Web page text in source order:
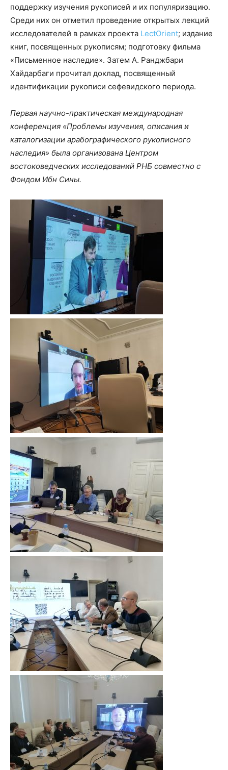
поддержку изучения рукописей и их популяризацию.
Среди них он отметил проведение открытых лекций
исследователей в рамках проекта LectOrient; издание
книг, посвященных рукописям; подготовку фильма
«Письменное наследие». Затем А. Ранджбари
Хайдарбаги прочитал доклад, посвященный
идентификации рукописи сефевидского периода.
Первая научно-практическая международная
конференция «Проблемы изучения, описания и
каталогизации арабографического рукописного
наследия» была организована Центром
востоковедческих исследований РНБ совместно с
Фондом Ибн Сины.